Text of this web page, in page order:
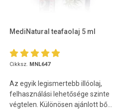
MediNatural teafaolaj 5 ml
Cikksz. MNL647
Az egyik legismertebb illóolaj,
felhasználási lehetősége szinte
végtelen. Különösen ajánlott bő...